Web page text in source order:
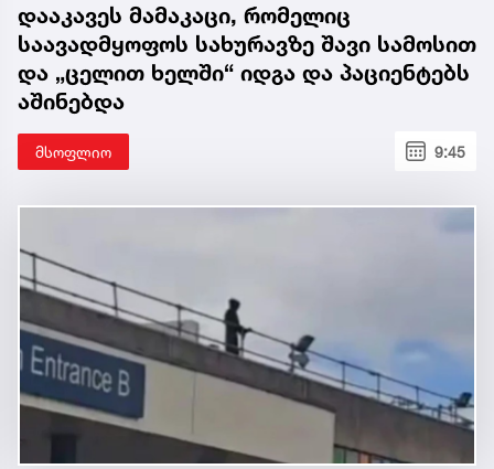
დააკავეს მამაკაცი, რომელიც
საავადმყოფოს სახურავზე შავი სამოსით
და „ცელით ხელში“ იდგა და პაციენტებს
აშინებდა
მსოფლიო 9:45